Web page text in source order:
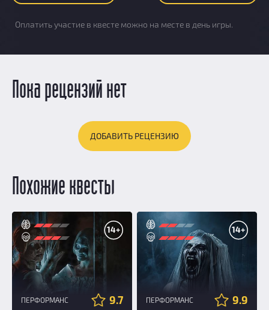
Оплатить участие в квесте можно на месте в день игры.
Пока рецензий нет
ДОБАВИТЬ РЕЦЕНЗИЮ
Похожие квесты
14+
ПЕРФОРМАНС 9.7
14+
ПЕРФОРМАНС 9.9